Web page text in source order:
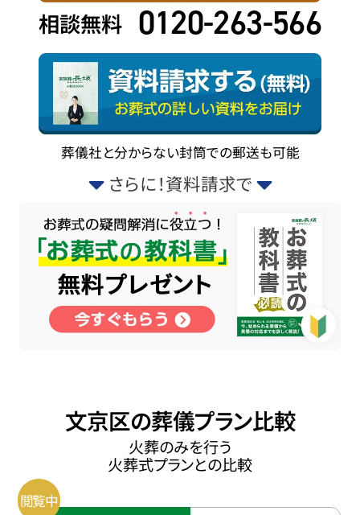
相談無料 0120-263-566
葬儀社と分からない封筒での郵送も可能
さらに！資料請求で
文京区の葬儀プラン比較
火葬のみを行う
火葬式プランとの比較